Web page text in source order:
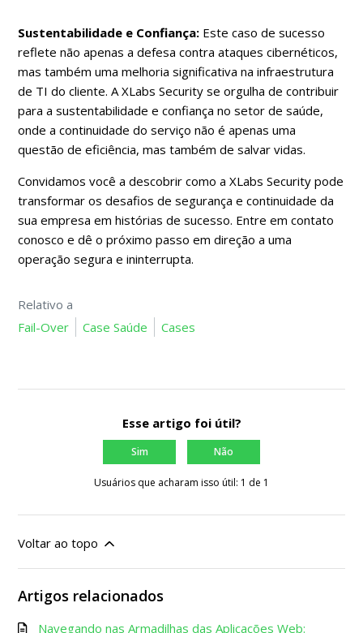
Sustentabilidade e Confiança: Este caso de sucesso
reflete não apenas a defesa contra ataques cibernéticos,
mas também uma melhoria significativa na infraestrutura
de TI do cliente. A XLabs Security se orgulha de contribuir
para a sustentabilidade e confiança no setor de saúde,
onde a continuidade do serviço não é apenas uma
questão de eficiência, mas também de salvar vidas.
Convidamos você a descobrir como a XLabs Security pode
transformar os desafios de segurança e continuidade da
sua empresa em histórias de sucesso. Entre em contato
conosco e dê o próximo passo em direção a uma
operação segura e ininterrupta.
Relativo a
Fail-Over
Case Saúde Cases
Esse artigo foi útil?
Sim Não
Usuários que acharam isso útil: 1 de 1
Voltar ao topo
Artigos relacionados
Navegando nas Armadilhas das Aplicações Web: